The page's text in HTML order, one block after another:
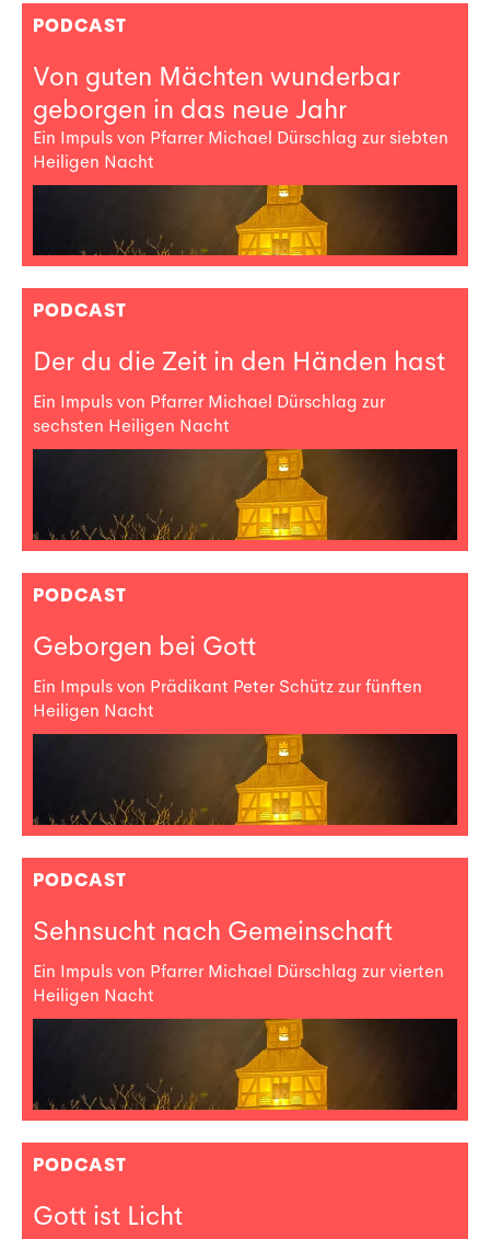
PODCAST
Von guten Mächten wunderbar
geborgen in das neue Jahr
Ein Impuls von Pfarrer Michael Dürschlag zur siebten
Heiligen Nacht
PODCAST
Der du die Zeit in den Händen hast
Ein Impuls von Pfarrer Michael Dürschlag zur
sechsten Heiligen Nacht
PODCAST
Geborgen bei Gott
Ein Impuls von Prädikant Peter Schütz zur fünften
Heiligen Nacht
PODCAST
Sehnsucht nach Gemeinschaft
Ein Impuls von Pfarrer Michael Dürschlag zur vierten
Heiligen Nacht
PODCAST
Gott ist Licht